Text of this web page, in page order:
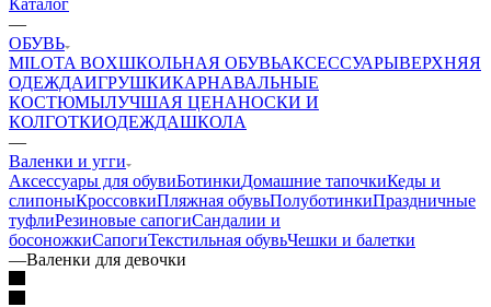
—
ОБУВЬ
MILOTA BOXШКОЛЬНАЯ ОБУВЬАКСЕССУАРЫВЕРХНЯЯ
ОДЕЖДАИГРУШКИКАРНАВАЛЬНЫЕ
КОСТЮМЫЛУЧШАЯ ЦЕНАНОСКИ И
КОЛГОТКИОДЕЖДАШКОЛА
—
Валенки и угги
Аксессуары для обувиБотинкиДомашние тапочкиКеды и
слипоныКроссовкиПляжная обувьПолуботинкиПраздничные
туфлиРезиновые сапогиСандалии и
босоножкиСапогиТекстильная обувьЧешки и балетки
—Валенки для девочки